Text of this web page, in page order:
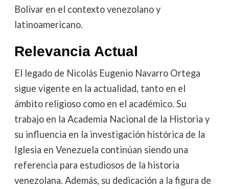
Bolívar en el contexto venezolano y
latinoamericano.
Relevancia Actual
El legado de Nicolás Eugenio Navarro Ortega
sigue vigente en la actualidad, tanto en el
ámbito religioso como en el académico. Su
trabajo en la Academia Nacional de la Historia y
su influencia en la investigación histórica de la
Iglesia en Venezuela continúan siendo una
referencia para estudiosos de la historia
venezolana. Además, su dedicación a la figura de